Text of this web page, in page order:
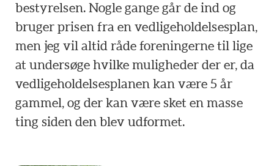
bestyrelsen. Nogle gange går de ind og
bruger prisen fra en vedligeholdelsesplan,
men jeg vil altid råde foreningerne til lige
at undersøge hvilke muligheder der er, da
vedligeholdelsesplanen kan være 5 år
gammel, og der kan være sket en masse
ting siden den blev udformet.